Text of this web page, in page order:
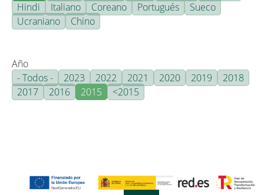
Hindi
Italiano Coreano Portugués
Sueco
Ucraniano
Chino
Año
- Todos -
2023 2022 2021 2020 2019
2018
2017
2016 2015 <2015